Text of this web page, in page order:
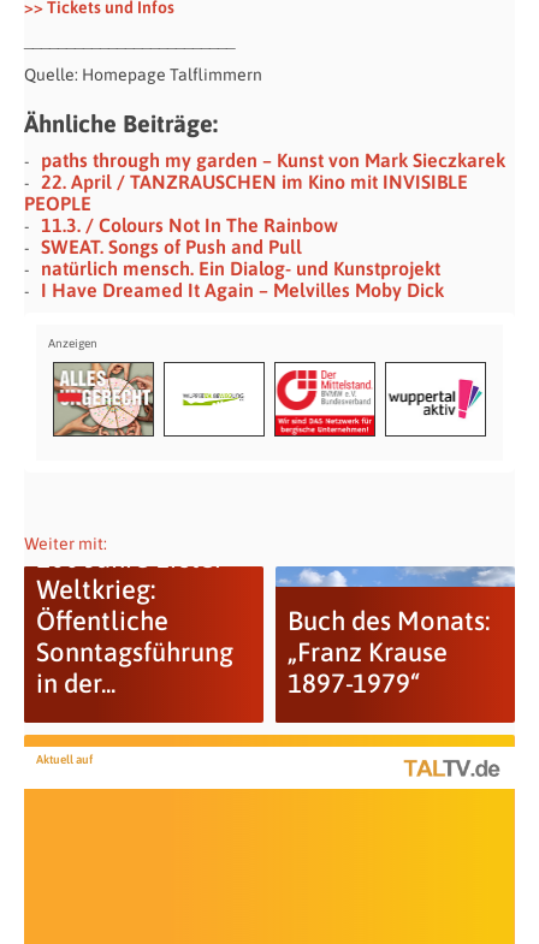
>> Tickets und Infos
Quelle: Homepage Talflimmern
Ähnliche Beiträge:
paths through my garden – Kunst von Mark Sieczkarek
22. April / TANZRAUSCHEN im Kino mit INVISIBLE
PEOPLE
11.3. / Colours Not In The Rainbow
SWEAT. Songs of Push and Pull
natürlich mensch. Ein Dialog- und Kunstprojekt
I Have Dreamed It Again – Melvilles Moby Dick
Weiter mit:
100 Jahre Erster
Weltkrieg:
Öffentliche
Sonntagsführung
in der...
Buch des Monats:
„Franz Krause
1897-1979“
Aktuell auf